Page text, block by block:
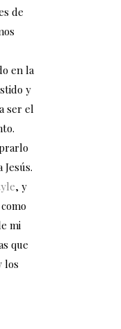
de
en la
y
ser el
Jesús.
, y
mi
que
los